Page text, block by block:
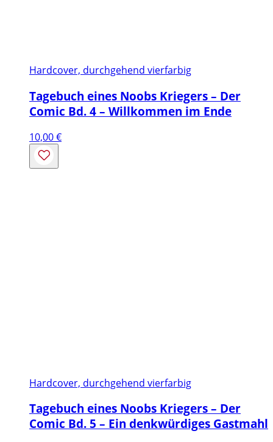
Hardcover, durchgehend vierfarbig
Tagebuch eines Noobs Kriegers – Der
Comic Bd. 4 – Willkommen im Ende
10,00€
Hardcover, durchgehend vierfarbig
Tagebuch eines Noobs Kriegers – Der
Comic Bd. 5 – Ein denkwürdiges Gastmahl